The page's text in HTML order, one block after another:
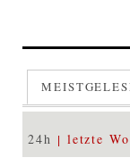
24h letzte